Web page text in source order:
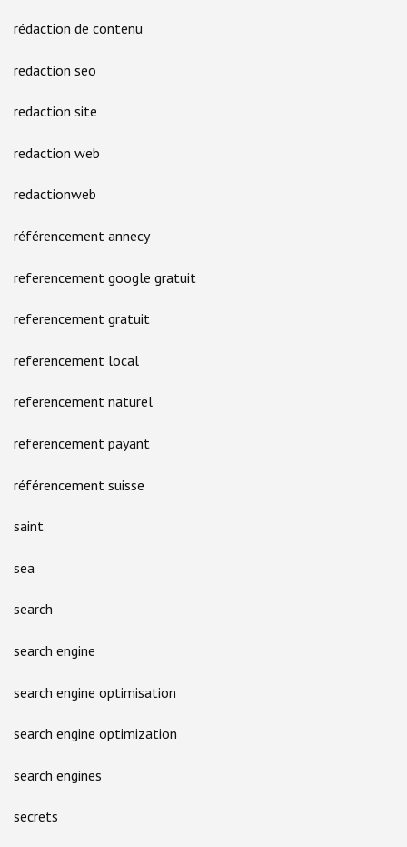
rédaction de contenu
redaction seo
redaction site
redaction web
redactionweb
référencement annecy
referencement google gratuit
referencement gratuit
referencement local
referencement naturel
referencement payant
référencement suisse
saint
sea
search
search engine
search engine optimisation
search engine optimization
search engines
secrets